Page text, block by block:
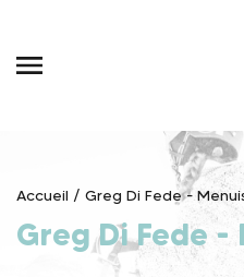
content
Accueil / Greg Di Fede -
Greg Di Fede -